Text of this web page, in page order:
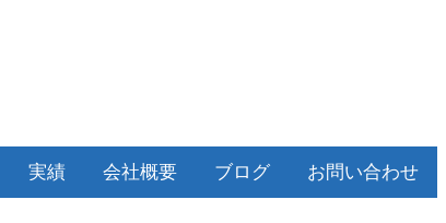
実績 会社概要 ブログ お問い合わせ